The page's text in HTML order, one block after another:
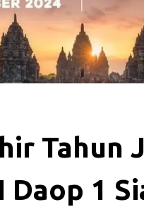
Tahun
Daop 1